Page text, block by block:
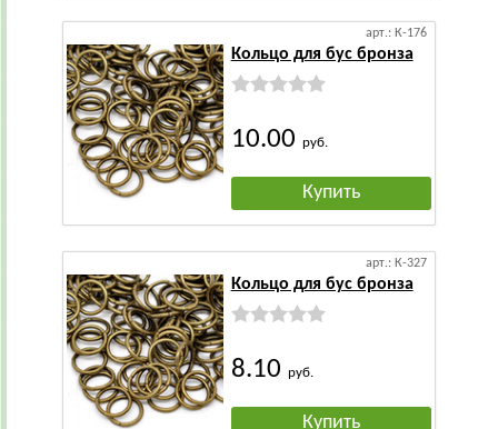
арт.: К-176
Кольцо для бус бронза
10.00 руб.
Купить
арт.: К-327
Кольцо для бус бронза
8.10 руб.
Купить